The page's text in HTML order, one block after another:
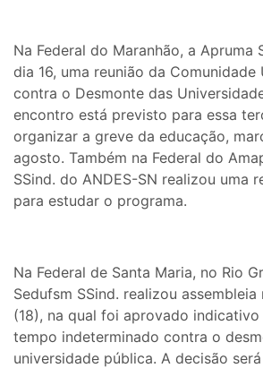
Na Federal do Maranhão, a Apruma
dia 16, uma reunião da Comunidade
contra o Desmonte das
encontro está previsto para essa
organizar a greve da educação,
agosto. Também na Federal do
SSind. do ANDES-SN realizou uma
para estudar o programa.
Na Federal de Santa Maria, no Rio
Sedufsm SSind. realizou
(18), na qual foi aprovado
tempo indeterminado contra o
universidade pública. A decisão